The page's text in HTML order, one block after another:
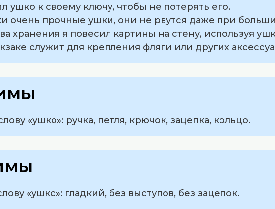
ушко к своему ключу, чтобы не потерять его.
очень прочные ушки, они не рвутся даже при
хранения я повесил картины на стену, используя
служит для крепления фляги или других
«ушко»: ручка, петля, крючок, зацепка, кольцо.
«ушко»: гладкий, без выступов, без зацепок.